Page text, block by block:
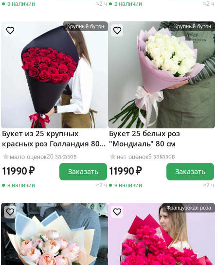
в наличии 2 ч в наличии 2 ч
Крупный бутон
мало оценок20 заказов
Букет из 25 крупных
красных роз Голландия 80
см
11990
в наличии 2 ч
Заказать
Крупный бутон
нет оценок9 заказов
Букет 25 белых роз
"Мондиаль" 80 см
11990
в наличии 2 ч
Заказать
Французская роза